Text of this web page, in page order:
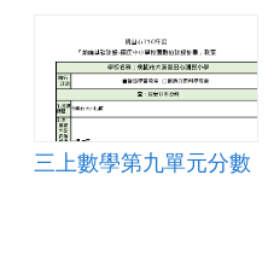
三上數學第九單元分數